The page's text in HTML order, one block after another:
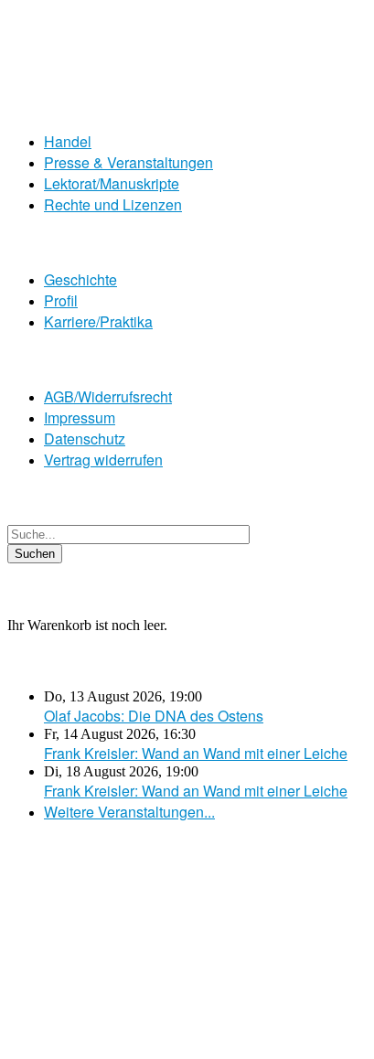
Handel
Presse & Veranstaltungen
Lektorat/Manuskripte
Rechte und Lizenzen
Geschichte
Profil
Karriere/Praktika
AGB/Widerrufsrecht
Impressum
Datenschutz
Vertrag widerrufen
Ihr Warenkorb ist noch leer.
Do, 13 August 2026, 19:00
Olaf Jacobs: Die DNA des Ostens
Fr, 14 August 2026, 16:30
Frank Kreisler: Wand an Wand mit einer Leiche
Di, 18 August 2026, 19:00
Frank Kreisler: Wand an Wand mit einer Leiche
Weitere Veranstaltungen...